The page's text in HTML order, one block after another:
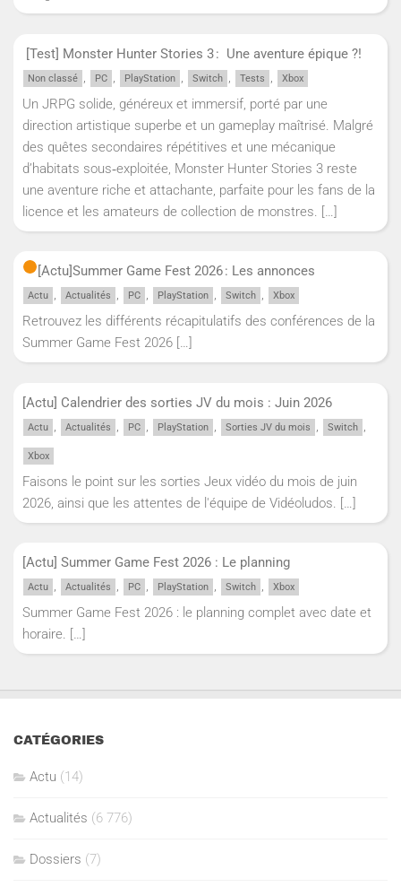
[Test] Monster Hunter Stories 3 : Une aventure épique ?!
Non classé , PC , PlayStation , Switch , Tests , Xbox
Un JRPG solide, généreux et immersif, porté par une
direction artistique superbe et un gameplay maîtrisé. Malgré
des quêtes secondaires répétitives et une mécanique
d’habitats sous‑exploitée, Monster Hunter Stories 3 reste
une aventure riche et attachante, parfaite pour les fans de la
licence et les amateurs de collection de monstres. […]
[Actu]Summer Game Fest 2026 : Les annonces
Actu , Actualités , PC , PlayStation , Switch , Xbox
Retrouvez les différents récapitulatifs des conférences de la
Summer Game Fest 2026 […]
[Actu] Calendrier des sorties JV du mois : Juin 2026
Actu , Actualités , PC , PlayStation , Sorties JV du mois , Switch ,
Xbox
Faisons le point sur les sorties Jeux vidéo du mois de juin
2026, ainsi que les attentes de l'équipe de Vidéoludos. […]
[Actu] Summer Game Fest 2026 : Le planning
Actu , Actualités , PC , PlayStation , Switch , Xbox
Summer Game Fest 2026 : le planning complet avec date et
horaire. […]
CATÉGORIES
Actu (14)
Actualités (6 776)
Dossiers (7)